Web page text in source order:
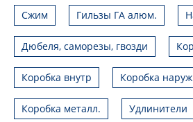
Сжим Гильзы ГА алюм.
Дюбеля, саморезы, гвозди
Коробка внутр Коробка
Коробка металл. Удлинители